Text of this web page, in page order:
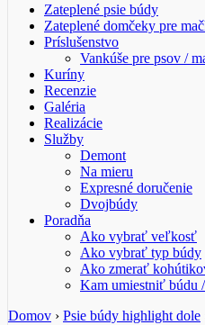
Zateplené psie búdy
Zateplené domčeky pre
Príslušenstvo
Vankúše pre psov /
Kuríny
Recenzie
Galéria
Realizácie
Služby
Demont
Na mieru
Expresné doručenie
Dvojbúdy
Poradňa
Ako vybrať veľkosť
Ako vybrať typ búdy
Ako zmerať
Kam umiestniť búdu
Domov › Psie búdy highlight dole